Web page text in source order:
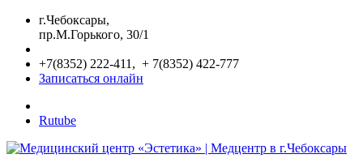
г.Чебоксары,
пр.М.Горького, 30/1
+7(8352) 222-411, + 7(8352) 422-777
Записаться онлайн
Rutube